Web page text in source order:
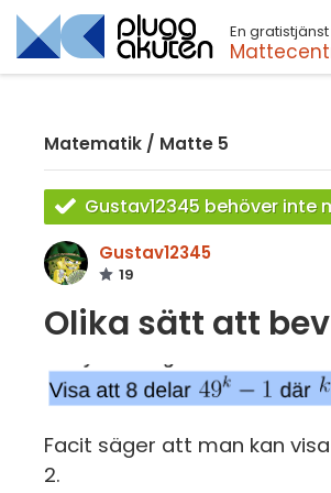
En
Matematik / Matte 5
Gustav12345 behöver inte
Gustav12345
19
Olika sätt att
Facit säger att man kan
2.
Sök